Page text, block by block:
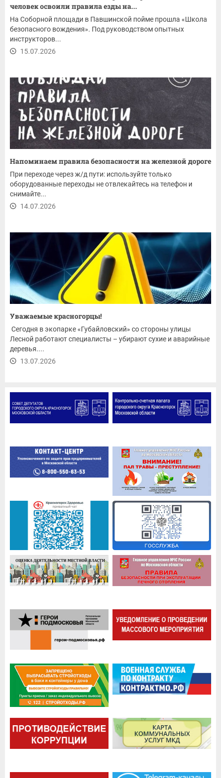
человек освоили правила езды на...
На Соборной площади в Павшинской пойме прошла «Школа
безопасного вождения». Под руководством опытных
инструкторов...
15.07.2026
Напоминаем правила безопасности на железной дороге
При переходе через ж/д пути: используйте только
оборудованные переходы не отвлекайтесь на телефон и
снимайте...
14.07.2026
Уважаемые красногорцы!
Сегодня в экопарке «Губайловский» со стороны улицы
Лесной работают специалисты – убирают сухие и аварийные
деревья....
13.07.2026